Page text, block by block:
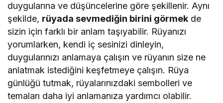
duygularına ve düşüncelerine göre şekillenir. Aynı
şekilde, rüyada sevmediğin birini görmek de
sizin için farklı bir anlam taşıyabilir. Rüyanızı
yorumlarken, kendi iç sesinizi dinleyin,
duygularınızı anlamaya çalışın ve rüyanın size ne
anlatmak istediğini keşfetmeye çalışın. Rüya
günlüğü tutmak, rüyalarınızdaki sembolleri ve
temaları daha iyi anlamanıza yardımcı olabilir.